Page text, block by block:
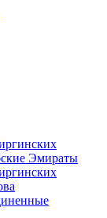
Эмираты